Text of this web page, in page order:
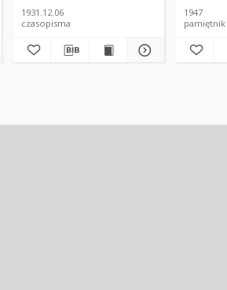
Wielkiem Księstwie
Poznańskiem. 1931.12.06
1931.12.06
czasopisma
1947